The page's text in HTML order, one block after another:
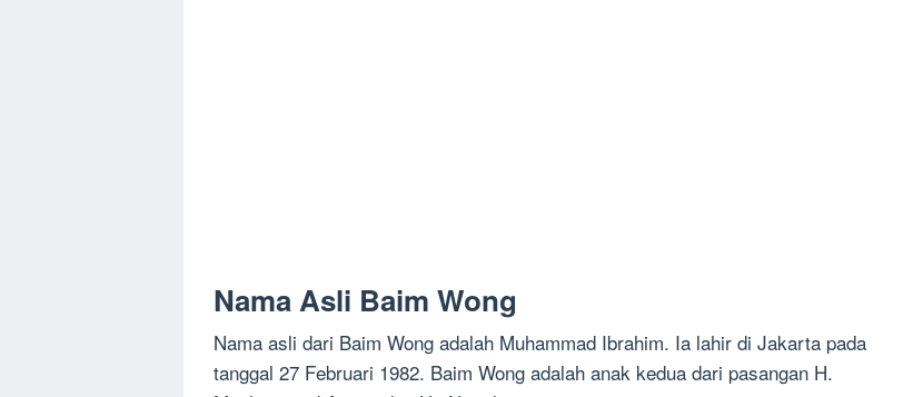
Nama Asli Baim Wong
Nama asli dari Baim Wong adalah Muhammad Ibrahim. Ia lahir di Jakarta pada
tanggal 27 Februari 1982. Baim Wong adalah anak kedua dari pasangan H.